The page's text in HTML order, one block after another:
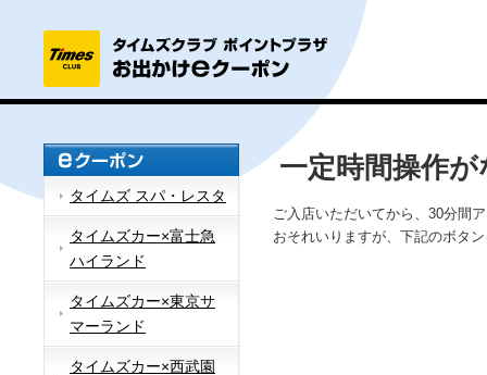
タイムズ スパ・レスタ
タイムズカー×富士急
ハイランド
タイムズカー×東京サ
マーランド
タイムズカー×西武園
一定時間操作
ご入店いただいてから、30分間
おそれいりますが、下記のボタ